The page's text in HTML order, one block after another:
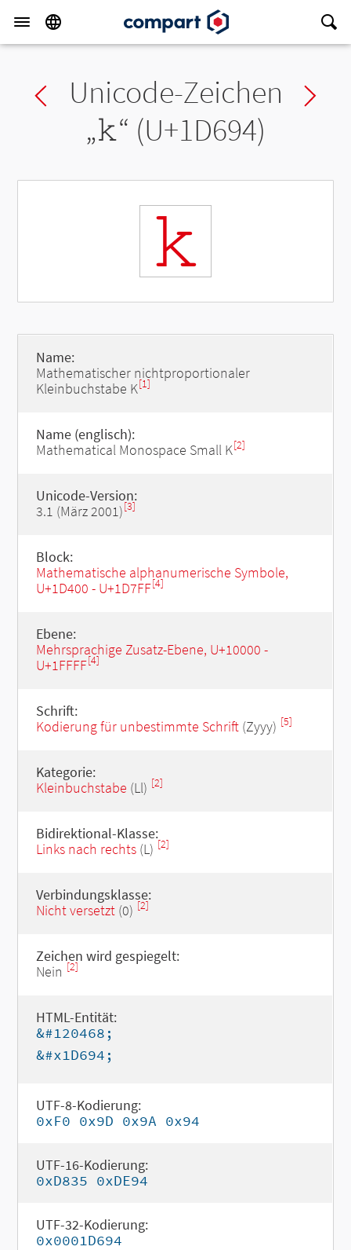
Previous char
Unicode-Zeichen
„𝚔“ (U+1D694)
𝚔
Name:
Mathematischer nichtproportionaler
Kleinbuchstabe K[1]
Name (englisch):
Mathematical Monospace Small K[2]
Unicode-Version:
3.1 (März 2001)[3]
Block:
Mathematische alphanumerische Symbole,
U+1D400 - U+1D7FF[4]
Ebene:
Mehrsprachige Zusatz-Ebene, U+10000 -
U+1FFFF[4]
Schrift:
Kodierung für unbestimmte Schrift(Zyyy) [5]
Kategorie:
Kleinbuchstabe (Ll) [2]
Bidirektional-Klasse:
Links nach rechts(L) [2]
Verbindungsklasse:
Nicht versetzt(0) [2]
Zeichen wird gespiegelt:
Nein [2]
HTML-Entität:
&#120468;
&#x1D694;
UTF-8-Kodierung:
0xF0 0x9D 0x9A 0x94
UTF-16-Kodierung:
0xD835 0xDE94
UTF-32-Kodierung:
0x0001D694